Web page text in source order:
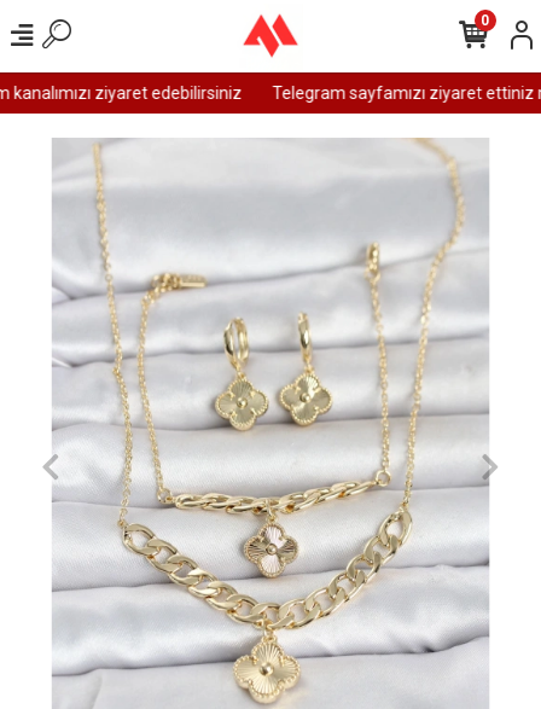
ziyaret edebilirsiniz Telegram sayfamızı ziyaret ettiniz
0